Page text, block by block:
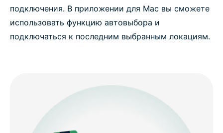
подключения. В приложении для Mac вы сможете
использовать функцию автовыбора и
подключаться к последним выбранным локациям.